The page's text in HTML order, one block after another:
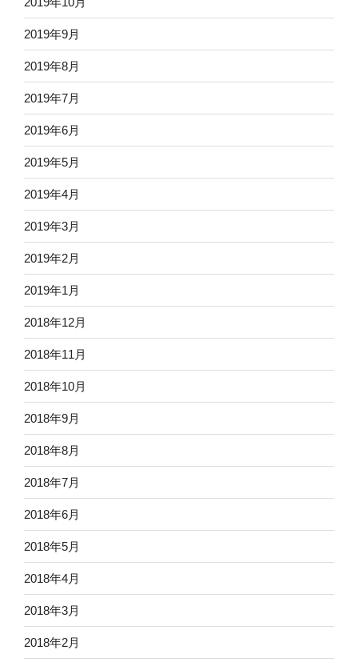
2019年9月
2019年8月
2019年7月
2019年6月
2019年5月
2019年4月
2019年3月
2019年2月
2019年1月
2018年12月
2018年11月
2018年10月
2018年9月
2018年8月
2018年7月
2018年6月
2018年5月
2018年4月
2018年3月
2018年2月